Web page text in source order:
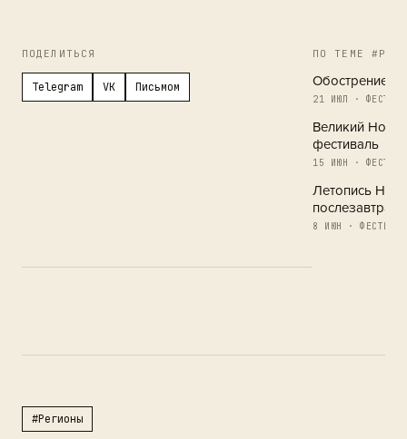
ПОДЕЛИТЬСЯ
Telegram VK Письмом
ПО ТЕМЕ
Обострение в
21 ИЮЛ ·
Великий
фестиваль
15 ИЮН ·
Летопись
послезавтра
8 ИЮН ·
#Регионы